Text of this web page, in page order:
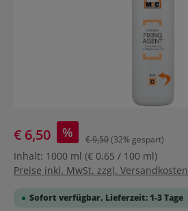
€ 6,50 % € 9,50(32% gespart)
Inhalt: 1000 ml (€ 0,65 / 100 ml)
Preise inkl. MwSt. zzgl. Versandkosten
Sofort verfügbar, Lieferzeit: 1-3 Tage